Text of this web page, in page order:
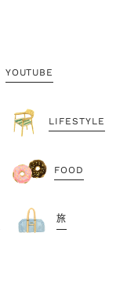
YOUTUBE
LIFESTYLE
FOOD
旅